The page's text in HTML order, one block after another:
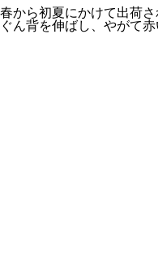
春から初夏にかけて出荷
ぐん背を伸ばし、やがて赤